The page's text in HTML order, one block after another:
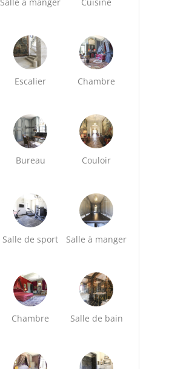
Escalier Chambre
Bureau Couloir
Salle de sport Salle à manger
Chambre Salle de bain